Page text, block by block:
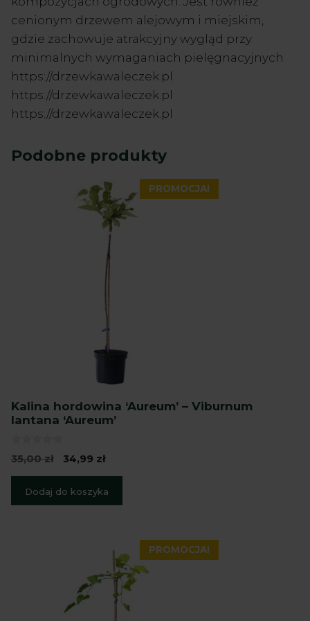
cenionym drzewem alejowym i miejskim,
gdzie zachowuje atrakcyjny wygląd przy
minimalnych wymaganiach pielęgnacyjnych
https://drzewkawaleczek.pl
https://drzewkawaleczek.pl
https://drzewkawaleczek.pl
Podobne produkty
PROMOCJA!
Kalina hordowina ‘Aureum’ – Viburnum
lantana ‘Aureum’
0
z
35,00zł
Pierwotna
cena
wynosiła:
35,00 zł.
34,99 złAktualna
cena
wynosi:
34,99 zł.
Dodaj do koszyka
PROMOCJA!